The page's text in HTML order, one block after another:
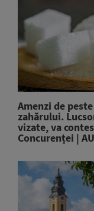
Amenzi de
zahărului.
vizate, va
Concurenței |